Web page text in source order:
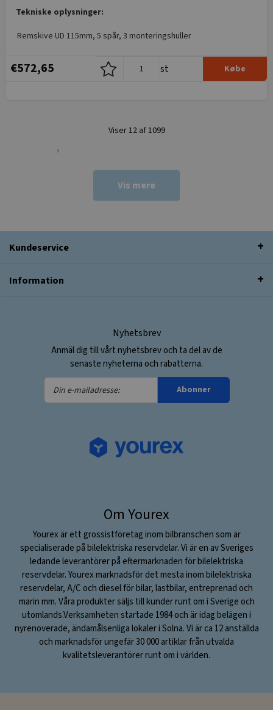
Tekniske oplysninger:
Remskive UD 115mm, 5 spår, 3 monteringshuller
€572,65 st Købe
Viser 12 af 1099
Vis mere
Kundeservice
Information
Nyhetsbrev
Anmäl dig till vårt nyhetsbrev och ta del av de
senaste nyheterna och rabatterna.
Din
e-
Abonner
Om Yourex
Yourex är ett grossistföretag inom bilbranschen som är
specialiserade på bilelektriska reservdelar. Vi är en av Sveriges
ledande leverantörer på eftermarknaden för bilelektriska
reservdelar. Yourex marknadsför det mesta inom bilelektriska
reservdelar, A/C och diesel för bilar, lastbilar, entreprenad och
marin mm. Våra produkter säljs till kunder runt om i Sverige och
utomlands.Verksamheten startade 1984 och är idag belägen i
nyrenoverade, ändamålsenliga lokaler i Solna. Vi är ca 12 anställda
och marknadsför ungefär 30 000 artiklar från utvalda
kvalitetsleverantörer runt om i världen.